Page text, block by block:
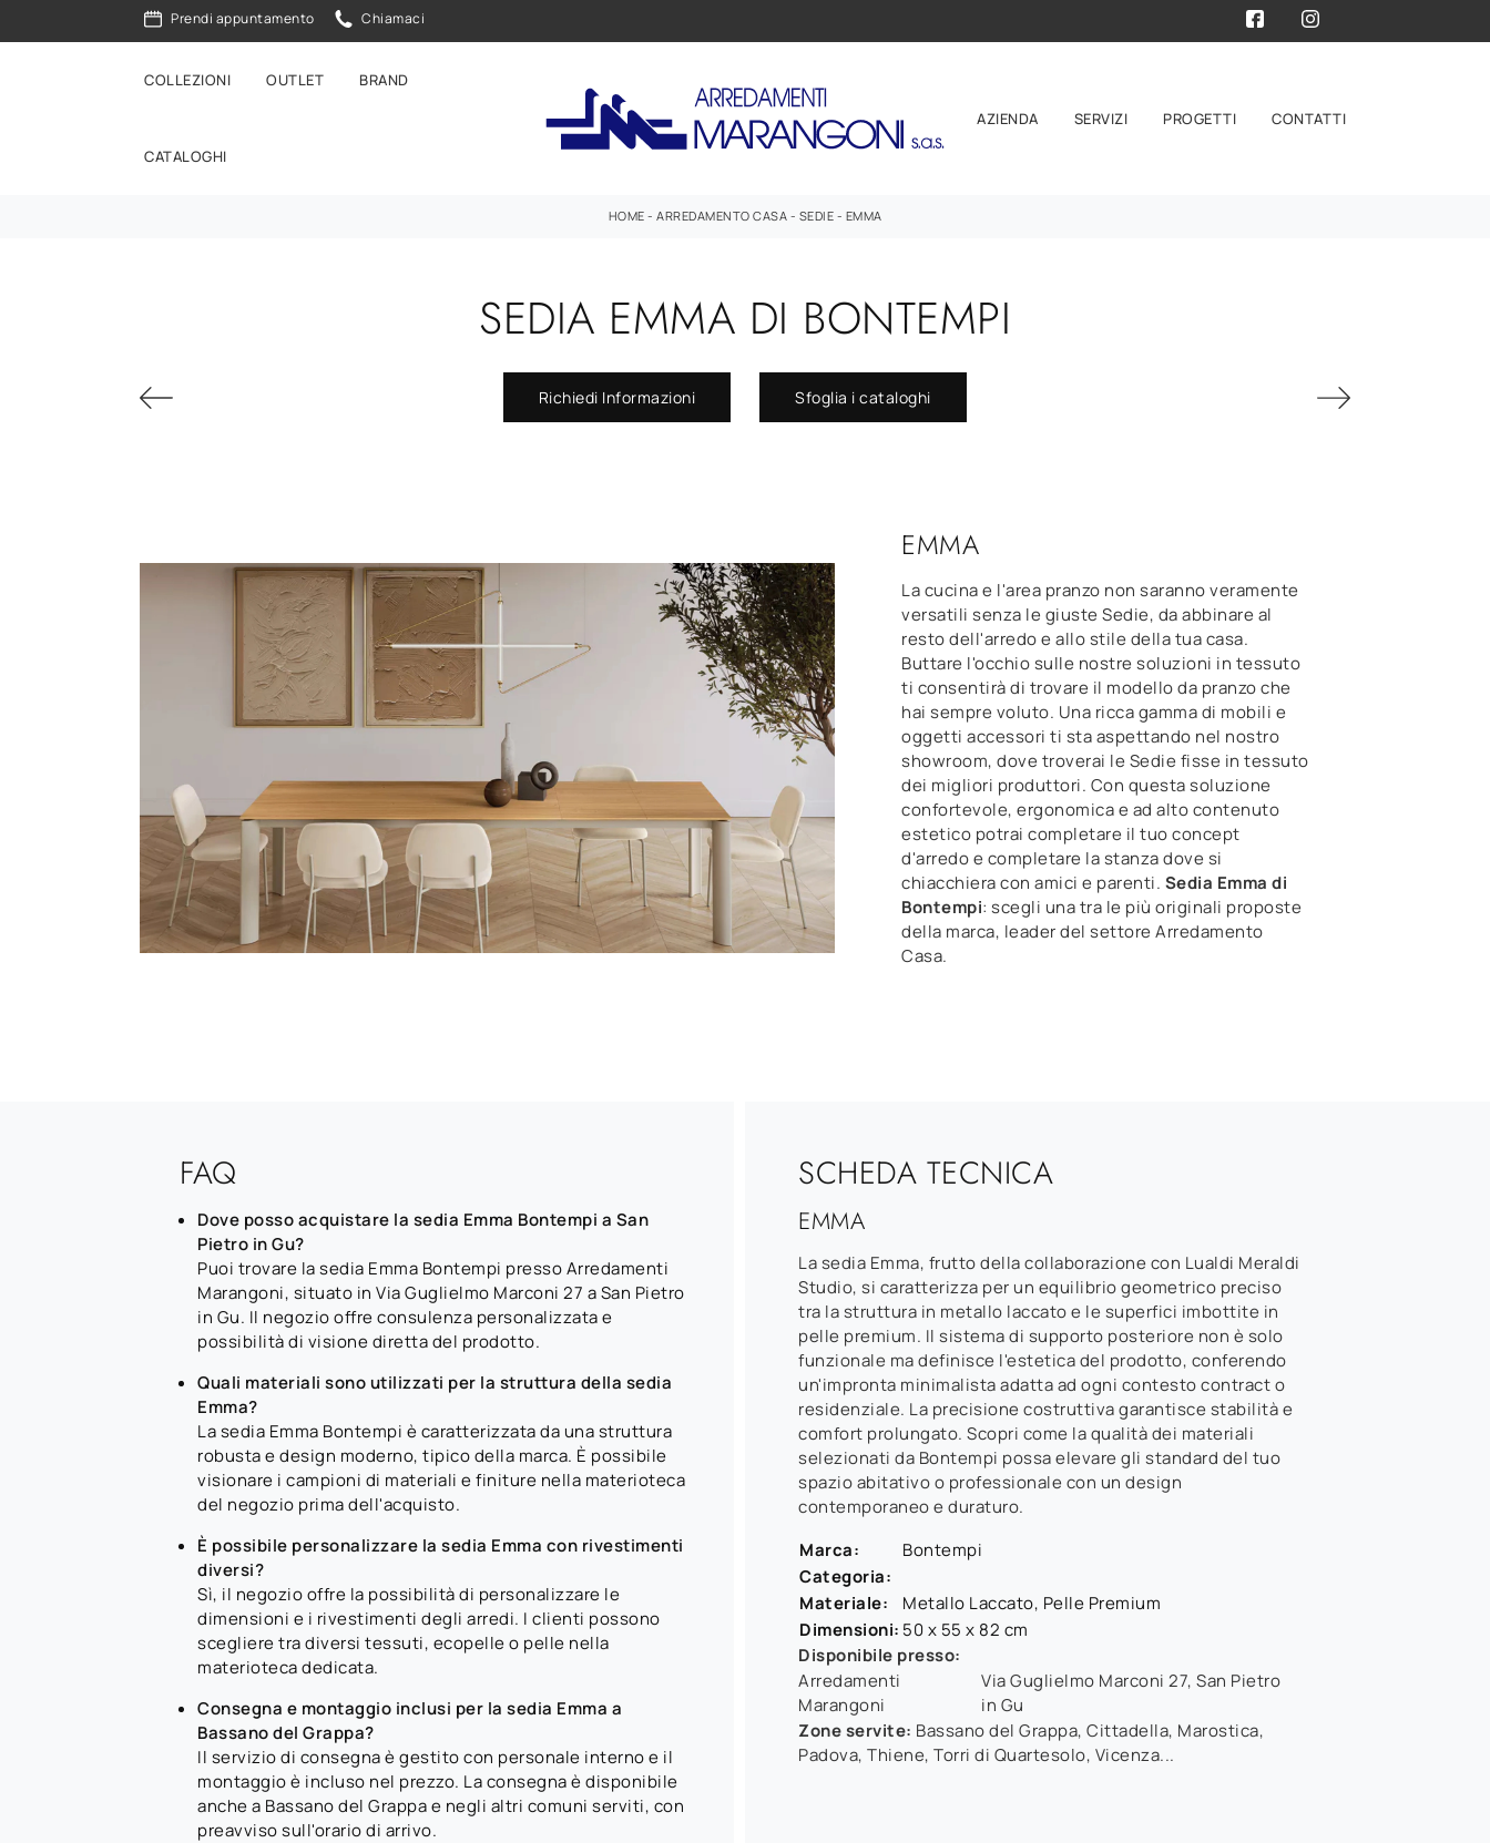
Prendi appuntamento Chiamaci
COLLEZIONI OUTLET BRAND
CATALOGHI
AZIENDA SERVIZI PROGETTI CONTATTI
HOME - ARREDAMENTO CASA - SEDIE - EMMA
SEDIA EMMA DI BONTEMPI
Richiedi Informazioni Sfoglia i cataloghi
EMMA
La cucina e l'area pranzo non saranno veramente
versatili senza le giuste Sedie, da abbinare al
resto dell'arredo e allo stile della tua casa.
Buttare l'occhio sulle nostre soluzioni in tessuto
ti consentirà di trovare il modello da pranzo che
hai sempre voluto. Una ricca gamma di mobili e
oggetti accessori ti sta aspettando nel nostro
showroom, dove troverai le Sedie fisse in tessuto
dei migliori produttori. Con questa soluzione
confortevole, ergonomica e ad alto contenuto
estetico potrai completare il tuo concept
d'arredo e completare la stanza dove si
chiacchiera con amici e parenti. Sedia Emma di
Bontempi: scegli una tra le più originali proposte
della marca, leader del settore Arredamento
Casa.
FAQ
Dove posso acquistare la sedia Emma Bontempi a San
Pietro in Gu?
Puoi trovare la sedia Emma Bontempi presso Arredamenti
Marangoni, situato in Via Guglielmo Marconi 27 a San Pietro
in Gu. Il negozio offre consulenza personalizzata e
possibilità di visione diretta del prodotto.
Quali materiali sono utilizzati per la struttura della sedia
Emma?
La sedia Emma Bontempi è caratterizzata da una struttura
robusta e design moderno, tipico della marca. È possibile
visionare i campioni di materiali e finiture nella materioteca
del negozio prima dell'acquisto.
È possibile personalizzare la sedia Emma con rivestimenti
diversi?
Sì, il negozio offre la possibilità di personalizzare le
dimensioni e i rivestimenti degli arredi. I clienti possono
scegliere tra diversi tessuti, ecopelle o pelle nella
materioteca dedicata.
Consegna e montaggio inclusi per la sedia Emma a
Bassano del Grappa?
Il servizio di consegna è gestito con personale interno e il
montaggio è incluso nel prezzo. La consegna è disponibile
anche a Bassano del Grappa e negli altri comuni serviti, con
preavviso sull'orario di arrivo.
SCHEDA TECNICA
EMMA
La sedia Emma, frutto della collaborazione con Lualdi Meraldi
Studio, si caratterizza per un equilibrio geometrico preciso
tra la struttura in metallo laccato e le superfici imbottite in
pelle premium. Il sistema di supporto posteriore non è solo
funzionale ma definisce l'estetica del prodotto, conferendo
un'impronta minimalista adatta ad ogni contesto contract o
residenziale. La precisione costruttiva garantisce stabilità e
comfort prolungato. Scopri come la qualità dei materiali
selezionati da Bontempi possa elevare gli standard del tuo
spazio abitativo o professionale con un design
contemporaneo e duraturo.
Marca:
Bontempi
Categoria:
Materiale:
Metallo Laccato, Pelle Premium
Dimensioni: 50 x 55 x 82 cm
Disponibile presso:
Arredamenti
Marangoni
Via Guglielmo Marconi 27,San Pietro
in Gu
Zone servite: Bassano del Grappa, Cittadella, Marostica,
Padova, Thiene, Torri di Quartesolo, Vicenza...